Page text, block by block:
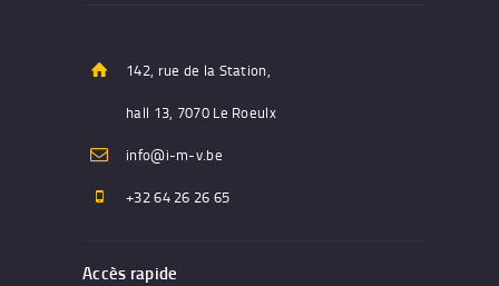
142, rue de la Station,
hall 13, 7070 Le Roeulx
info@i-m-v.be
+32 64 26 26 65
Accès rapide